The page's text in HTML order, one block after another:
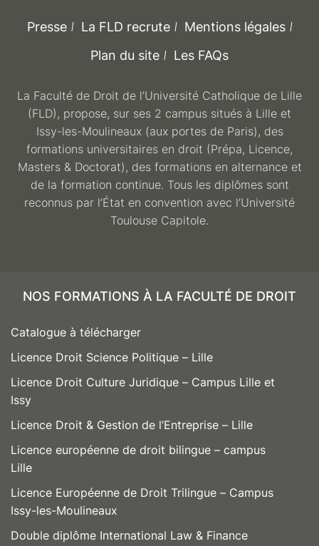
Presse La FLD recrute
Mentions légales
Plan du site
Les FAQs
La Faculté de Droit de l’Université Catholique de Lille
(FLD), propose, sur ses 2 campus situés à Lille et
Issy-les-Moulineaux (aux portes de Paris), des
formations universitaires en droit (Prépa, Licence,
Masters & Doctorat), des formations en alternance et
de la formation continue. Tous les diplômes sont
reconnus par l’État en convention avec l’Université
Toulouse Capitole.
NOS FORMATIONS À LA FACULTÉ DE DROIT
Catalogue à télécharger
Licence Droit Science Politique – Lille
Licence Droit Culture Juridique – Campus Lille et
Issy
Licence Droit & Gestion de l’Entreprise – Lille
Licence européenne de droit bilingue – campus
Lille
Licence Européenne de Droit Trilingue – Campus
Issy-les-Moulineaux
Double diplôme International Law & Finance